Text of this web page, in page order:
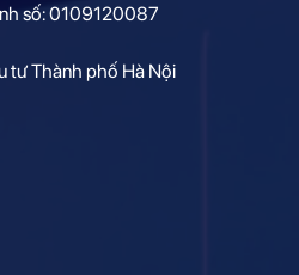
số: 0109120087
tư Thành phố Hà Nội